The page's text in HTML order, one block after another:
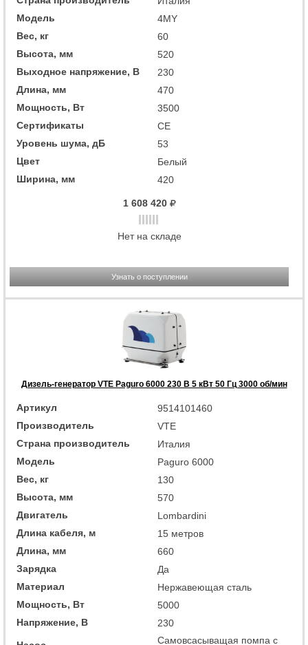
Модель
4MY
Вес, кг
60
Высота, мм
520
Выходное напряжение, В
230
Длина, мм
470
Мощность, Вт
3500
Сертификаты
CE
Уровень шума, дБ
53
Цвет
Белый
Ширина, мм
420
1 608 420
Нет на складе
Узнать о поступлении
Дизель-генератор VTE Paguro 6000 230 В 5 кВт 50 Гц 3000 об/мин
Артикул
9514101460
Производитель
VTE
Страна производитель
Италия
Модель
Paguro 6000
Вес, кг
130
Высота, мм
570
Двигатель
Lombardini
Длина кабеля, м
15 метров
Длина, мм
660
Зарядка
Да
Материал
Нержавеющая сталь
Мощность, Вт
5000
Напряжение, В
230
Самовсасыващая помпа с